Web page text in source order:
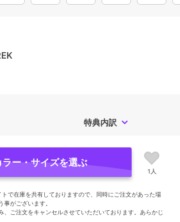
特典内訳
ラー・サイズを選ぶ
1人
で在庫を共有しておりますので、同時にご注文があった場
がございます。
、ご注文をキャンセルさせていただいております。あらかじ